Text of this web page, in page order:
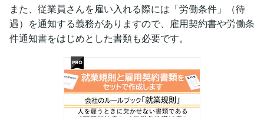
また、従業員さんを雇い入れる際には「労働条件」（待
遇）を通知する義務がありますので、雇用契約書や労働条
件通知書をはじめとした書類も必要です。